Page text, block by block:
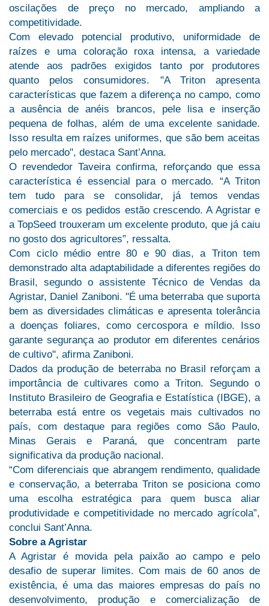
oscilações de preço no mercado, ampliando a
competitividade.
Com elevado potencial produtivo, uniformidade de
raízes e uma coloração roxa intensa, a variedade
atende aos padrões exigidos tanto por produtores
quanto pelos consumidores. "A Triton apresenta
características que fazem a diferença no campo, como
a ausência de anéis brancos, pele lisa e inserção
pequena de folhas, além de uma excelente sanidade.
Isso resulta em raízes uniformes, que são bem aceitas
pelo mercado", destaca Sant’Anna.
O revendedor Taveira confirma, reforçando que essa
característica é essencial para o mercado. “A Triton
tem tudo para se consolidar, já temos vendas
comerciais e os pedidos estão crescendo. A Agristar e
a TopSeed trouxeram um excelente produto, que já caiu
no gosto dos agricultores”, ressalta.
Com ciclo médio entre 80 e 90 dias, a Triton tem
demonstrado alta adaptabilidade a diferentes regiões do
Brasil, segundo o assistente Técnico de Vendas da
Agristar, Daniel Zaniboni. "É uma beterraba que suporta
bem as diversidades climáticas e apresenta tolerância
a doenças foliares, como cercospora e míldio. Isso
garante segurança ao produtor em diferentes cenários
de cultivo", afirma Zaniboni.
Dados da produção de beterraba no Brasil reforçam a
importância de cultivares como a Triton. Segundo o
Instituto Brasileiro de Geografia e Estatística (IBGE), a
beterraba está entre os vegetais mais cultivados no
país, com destaque para regiões como São Paulo,
Minas Gerais e Paraná, que concentram parte
significativa da produção nacional.
“Com diferenciais que abrangem rendimento, qualidade
e conservação, a beterraba Triton se posiciona como
uma escolha estratégica para quem busca aliar
produtividade e competitividade no mercado agrícola”,
conclui Sant’Anna.
Sobre a Agristar
A Agristar é movida pela paixão ao campo e pelo
desafio de superar limites. Com mais de 60 anos de
existência, é uma das maiores empresas do país no
desenvolvimento, produção e comercialização de